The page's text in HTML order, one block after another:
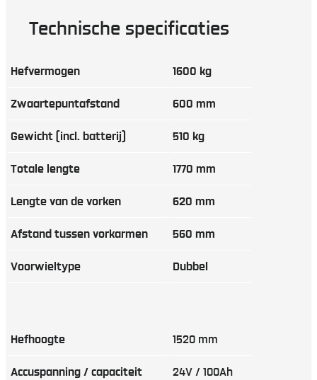
Technische specificaties
Hefvermogen 1600 kg
Zwaartepuntafstand 600 mm
Gewicht (incl. batterij) 510 kg
Totale lengte 1770 mm
Lengte van de vorken 620 mm
Afstand tussen vorkarmen 560 mm
Voorwieltype Dubbel
Hefhoogte 1520 mm
Accuspanning / capaciteit 24V / 100Ah